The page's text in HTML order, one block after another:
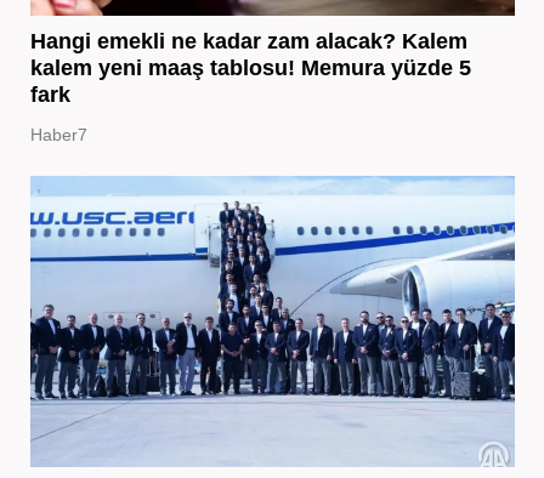
Hangi emekli ne kadar zam alacak? Kalem
kalem yeni maaş tablosu! Memura yüzde 5
fark
Haber7